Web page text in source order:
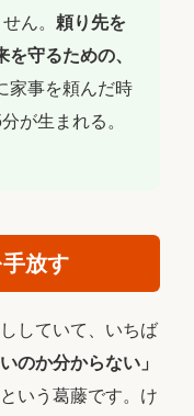
ん。 頼り先を
守るための、
家事を頼んだ時
が生まれる。
放す
していて、いちば
のか分からない」
という葛藤です。け